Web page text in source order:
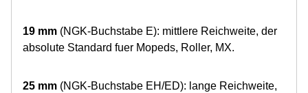
19 mm (NGK-Buchstabe E): mittlere Reichweite, der
absolute Standard fuer Mopeds, Roller, MX.
25 mm (NGK-Buchstabe EH/ED): lange Reichweite,